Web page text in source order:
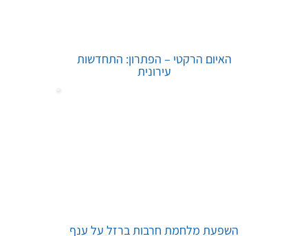
האיום הרקטי – הפתרון: התחדשות
עירונית
השפעת מלחמת חרבות ברזל על ענף